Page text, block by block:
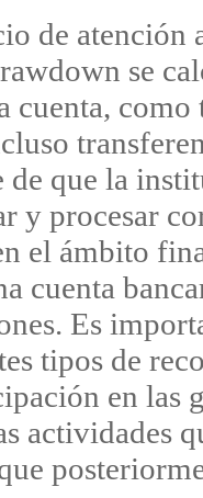
de atención
se
cuenta,
de que la
y procesar
el ámbito
cuenta
Es
tipos de
en las
actividades